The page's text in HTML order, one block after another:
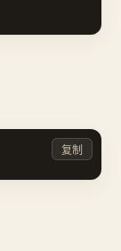
复制